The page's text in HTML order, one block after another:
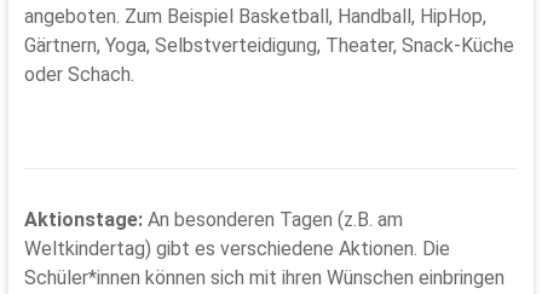
angeboten. Zum Beispiel Basketball, Handball, HipHop,
Gärtnern, Yoga, Selbstverteidigung, Theater, Snack-Küche
oder Schach.
Aktionstage: An besonderen Tagen (z.B. am
Weltkindertag) gibt es verschiedene Aktionen. Die
Schüler*innen können sich mit ihren Wünschen einbringen